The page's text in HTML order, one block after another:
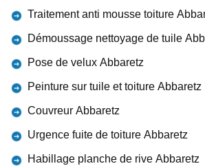
Traitement anti mousse toiture
Démoussage nettoyage de tuile
Pose de velux Abbaretz
Peinture sur tuile et toiture Abbaretz
Couvreur Abbaretz
Urgence fuite de toiture Abbaretz
Habillage planche de rive Abbaretz